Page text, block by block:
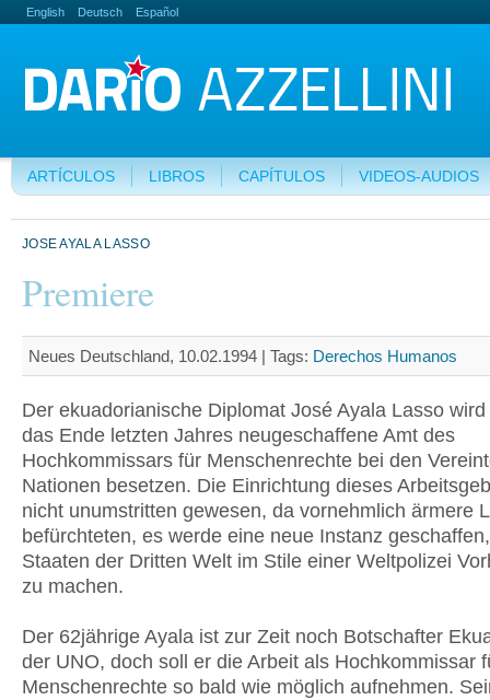
English Deutsch Español
ARTÍCULOS LIBROS CAPÍTULOS VIDEOS-AUDIOS
JOSE AYALA LASSO
Premiere
Neues Deutschland, 10.02.1994 | Tags: Derechos Humanos
Der ekuadorianische Diplomat José Ayala Lasso
das Ende letzten Jahres neugeschaffene Amt des
Hochkommissars für Menschenrechte bei den
Nationen besetzen. Die Einrichtung dieses
nicht unumstritten gewesen, da vornehmlich ärmere
befürchteten, es werde eine neue Instanz
Staaten der Dritten Welt im Stile einer Weltpolizei
zu machen.
Der 62jährige Ayala ist zur Zeit noch Botschafter
der UNO, doch soll er die Arbeit als Hochkommissar
Menschenrechte so bald wie möglich aufnehmen.